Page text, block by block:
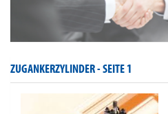
ZUGANKERZYLINDER -SEITE 1